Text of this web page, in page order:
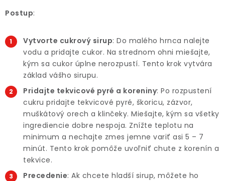
Postup:
Vytvorte cukrový sirup: Do malého hrnca nalejte
vodu a pridajte cukor. Na strednom ohni miešajte,
kým sa cukor úplne nerozpustí. Tento krok vytvára
základ vášho sirupu.
Pridajte tekvicové pyré a koreniny: Po rozpustení
cukru pridajte tekvicové pyré, škoricu, zázvor,
muškátový orech a klinčeky. Miešajte, kým sa všetky
ingrediencie dobre nespoja. Znížte teplotu na
minimum a nechajte zmes jemne variť asi 5 – 7
minút. Tento krok pomôže uvoľniť chute z korenín a
tekvice.
Precedenie: Ak chcete hladší sirup, môžete ho